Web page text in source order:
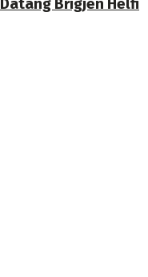
Brigjen Helfi